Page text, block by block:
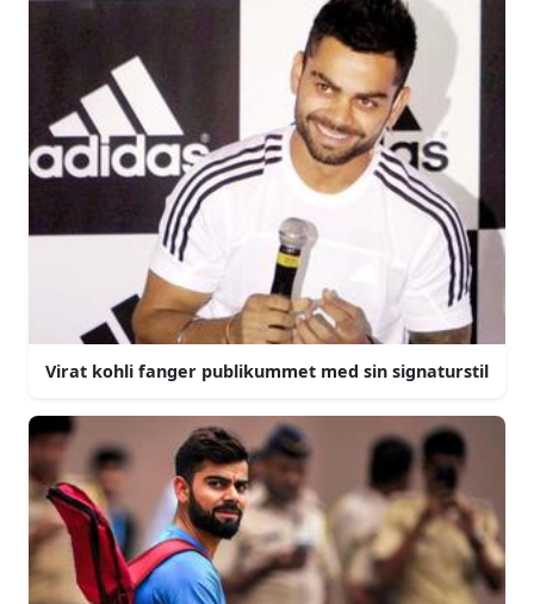
Virat kohli fanger publikummet med sin signaturstil